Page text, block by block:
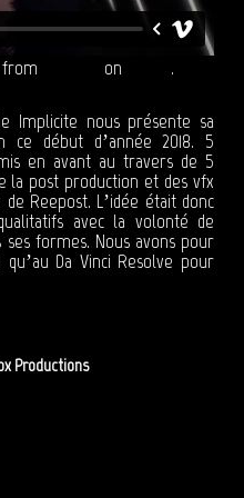
from on .
Implicite nous présente sa
début d’année 2018. 5
en avant au travers de 5
la post production et des vfx
Reepost. L’idée était donc
avec la volonté de
formes. Nous avons pour
Da Vinci Resolve pour
Productions